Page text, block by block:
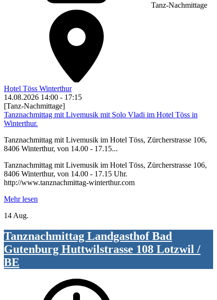
Tanz-Nachmittage
Hotel Töss Winterthur
14.08.2026 14:00 - 17:15
[Tanz-Nachmittage]
Tanznachmittag mit Livemusik mit Solo Vladi im Hotel Töss in
Winterthur.
Tanznachmittag mit Livemusik im Hotel Töss, Zürcherstrasse 106,
8406 Winterthur, von 14.00 - 17.15...
Tanznachmittag mit Livemusik im Hotel Töss, Zürcherstrasse 106,
8406 Winterthur, von 14.00 - 17.15 Uhr.
http://www.tanznachmittag-winterthur.com
Mehr lesen
14 Aug.
Tanznachmittag Landgasthof Bad
Gutenburg Huttwilstrasse 108 Lotzwil /
BE